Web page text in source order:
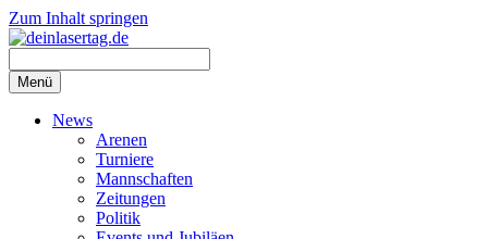
Zum Inhalt springen
Menü
News
Arenen
Turniere
Mannschaften
Zeitungen
Politik